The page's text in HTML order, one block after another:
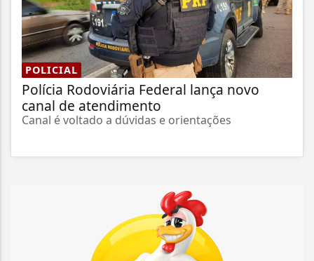
POLICIAL
Polícia Rodoviária Federal lança novo
canal de atendimento
Canal é voltado a dúvidas e orientações